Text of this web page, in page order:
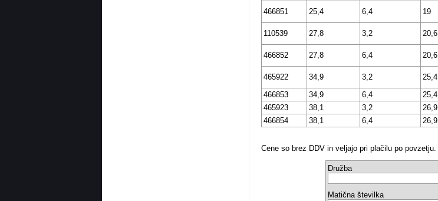
466851
25,4 6,4 19
110539
27,8 3,2 20,6
466852
27,8 6,4 20,6
465922
34,9 3,2 25,4
466853
34,9 6,4 25,4
465923
38,1 3,2 26,9
466854
38,1 6,4 26,9
Cene so brez DDV in veljajo pri plačilu po povzetju.
Družba
Matična številka